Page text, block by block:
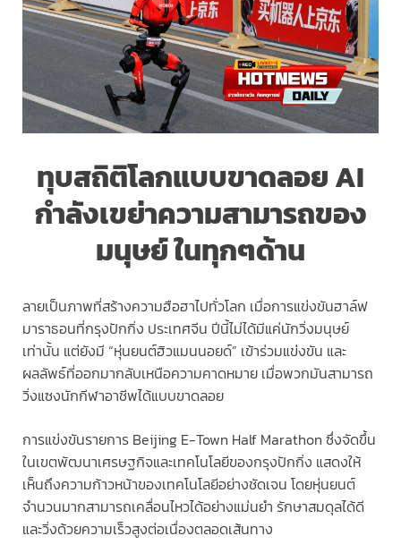
ทุบสถิติโลกแบบขาดลอย AI
กำลังเขย่าความสามารถของ
มนุษย์ ในทุกๆด้าน
ลายเป็นภาพที่สร้างความฮือฮาไปทั่วโลก เมื่อการแข่งขันฮาล์ฟ
มาราธอนที่กรุงปักกิ่ง ประเทศจีน ปีนี้ไม่ได้มีแค่นักวิ่งมนุษย์
เท่านั้น แต่ยังมี “หุ่นยนต์ฮิวแมนนอยด์” เข้าร่วมแข่งขัน และ
ผลลัพธ์ที่ออกมากลับเหนือความคาดหมาย เมื่อพวกมันสามารถ
วิ่งแซงนักกีฬาอาชีพได้แบบขาดลอย
การแข่งขันรายการ Beijing E-Town Half Marathon ซึ่งจัดขึ้น
ในเขตพัฒนาเศรษฐกิจและเทคโนโลยีของกรุงปักกิ่ง แสดงให้
เห็นถึงความก้าวหน้าของเทคโนโลยีอย่างชัดเจน โดยหุ่นยนต์
จำนวนมากสามารถเคลื่อนไหวได้อย่างแม่นยำ รักษาสมดุลได้ดี
และวิ่งด้วยความเร็วสูงต่อเนื่องตลอดเส้นทาง